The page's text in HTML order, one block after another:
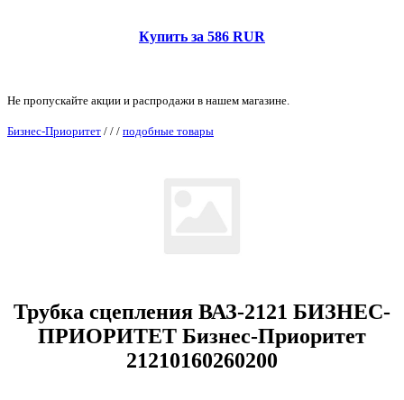
Купить за 586 RUR
Не пропускайте акции и распродажи в нашем магазине.
Бизнес-Приоритет / / / подобные товары
Трубка сцепления ВАЗ-2121 БИЗНЕС-
ПРИОРИТЕТ Бизнес-Приоритет
21210160260200